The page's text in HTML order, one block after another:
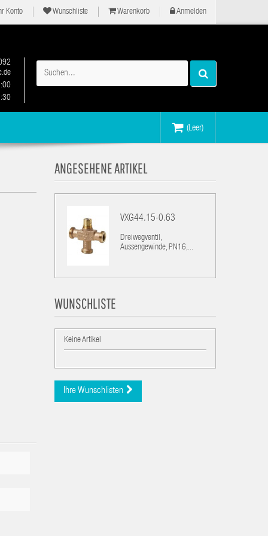
Konto Wunschliste Warenkorb Anmelden
(Leer)
ANGESEHENE ARTIKEL
VXG44.15-0.63
Dreiwegventil,
Aussengewinde, PN16,...
WUNSCHLISTE
Keine Artikel
Ihre Wunschlisten